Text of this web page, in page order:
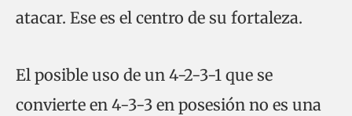
atacar. Ese es el centro de su fortaleza.
El posible uso de un 4-2-3-1 que se
convierte en 4-3-3 en posesión no es una